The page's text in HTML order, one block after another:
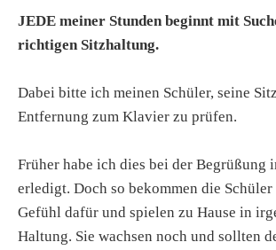
JEDE meiner Stunden beginnt mit
richtigen Sitzhaltung.
Dabei bitte ich meinen Schüler, seine
Entfernung zum Klavier zu prüfen.
Früher habe ich dies bei der Begrüßung
erledigt. Doch so bekommen die Schüler
Gefühl dafür und spielen zu Hause in
Haltung. Sie wachsen noch und sollten